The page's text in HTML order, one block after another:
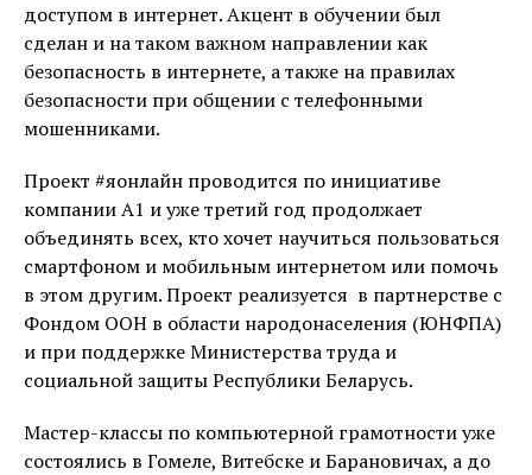
доступом в интернет. Акцент в обучении был
сделан и на таком важном направлении как
безопасность в интернете, а также на правилах
безопасности при общении с телефонными
мошенниками.
Проект #яонлайн проводится по инициативе
компании А1 и уже третий год продолжает
объединять всех, кто хочет научиться пользоваться
смартфоном и мобильным интернетом или помочь
в этом другим. Проект реализуется в партнерстве с
Фондом ООН в области народонаселения (ЮНФПА)
и при поддержке Министерства труда и
социальной защиты Республики Беларусь.
Мастер-классы по компьютерной грамотности уже
состоялись в Гомеле, Витебске и Барановичах, а до